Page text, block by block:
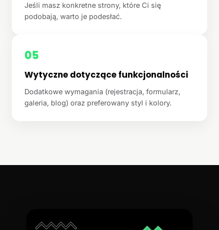
Jeśli masz konkretne strony, które Ci się
podobają, warto je podesłać.
05
Wytyczne dotyczące funkcjonalności
Dodatkowe wymagania (rejestracja, formularz,
galeria, blog) oraz preferowany styl i kolory.